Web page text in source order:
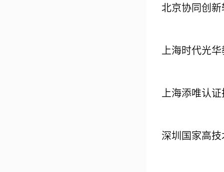
北京协同创
上海时代光
上海添唯认
深圳国家高